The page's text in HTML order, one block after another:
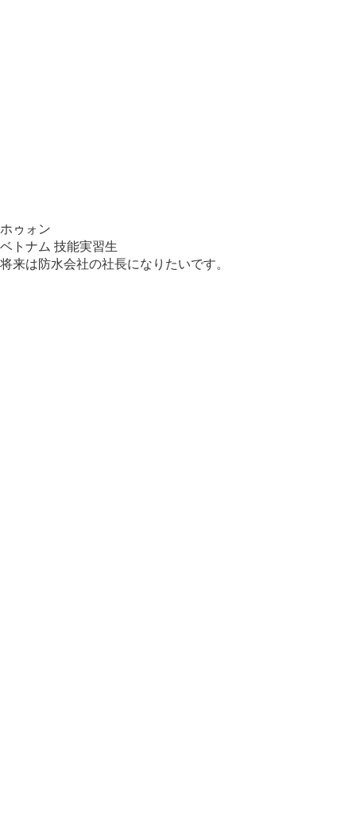
ホゥォン
ベトナム 技能実習生
将来は防水会社の社長になりたいです。